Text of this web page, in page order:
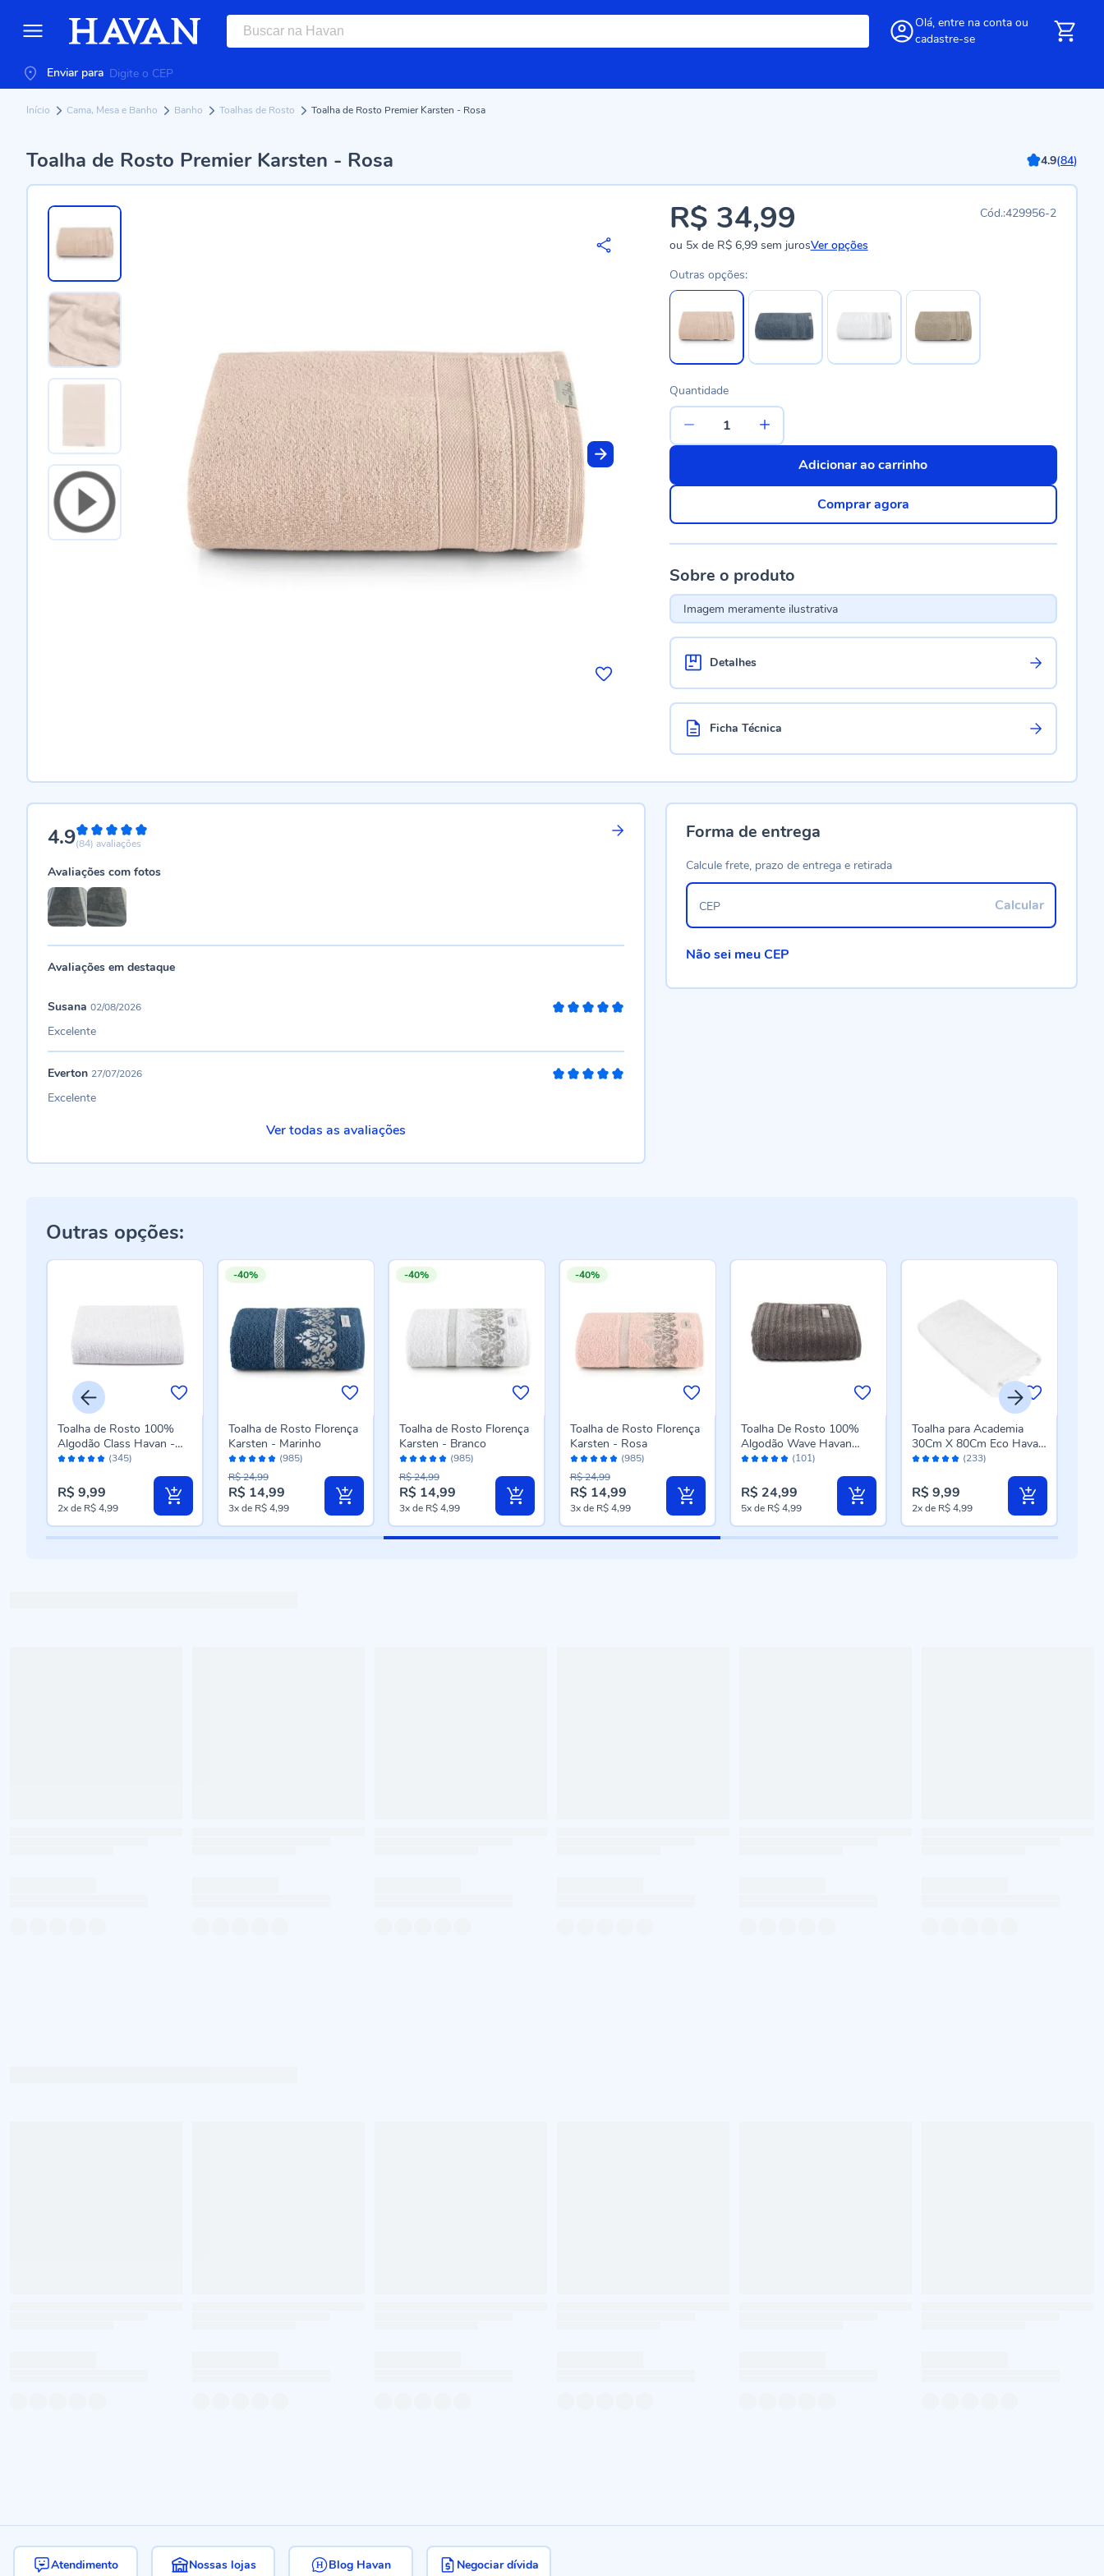
Olá, entre na conta ou
cadastre-se
Enviar para
Início Cama, Mesa e Banho Banho Toalhas de Rosto Toalha de Rosto Premier Karsten - Rosa
Toalha de Rosto Premier Karsten - Rosa 4.9(84)
429956-2
R$ 34,99
ou 5xde R$ 6,99sem jurosVer opções
Outras opções:
Quantidade
Adicionar ao carrinho
Comprar agora
Sobre o produto
Imagem meramente ilustrativa
Detalhes
Ficha Técnica
4.998%
(84) avaliações
Avaliações com fotos
Avaliações em destaque
Susana 02/08/2026
Excelente
Everton 27/07/2026
Excelente
Ver todas as avaliações
Forma de entrega
Calcule frete, prazo de entrega e retirada
Calcular
CEP
Não sei meu CEP
Outras opções:
Avaliação: (345)
Toalha de Rosto 100%
Algodão Class Havan -
Branco
R$ 9,99
2xde R$ 4,99
-40%
Avaliação:
96%
(985)
Toalha de Rosto Florença
Karsten - Marinho
Preço
especial
R$ 14,99
R$ 24,99
3xde R$ 4,99
-40%
Avaliação:
96%
(985)
Toalha de Rosto Florença
Karsten - Branco
Preço
especial
R$ 14,99
R$ 24,99
3xde R$ 4,99
-40%
Avaliação:
96%
(985)
Toalha de Rosto Florença
Karsten - Rosa
Preço
especial
R$ 14,99
R$ 24,99
3xde R$ 4,99
Avaliação: (101)
Toalha De Rosto 100%
Algodão Wave Havan
Casa 1 Pç - Chumbo New
R$ 24,99
5xde R$ 4,99
Avaliação: (233)
Toalha para Academia
30Cm X 80Cm Eco Havan
Casa - Branco
R$ 9,99
2xde R$ 4,99
Atendimento Nossas lojas Blog Havan Negociar dívida